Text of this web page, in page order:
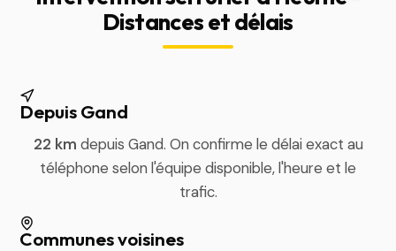
Distances et délais
Depuis Gand
22 km depuis Gand. On confirme le délai exact au
téléphone selon l'équipe disponible, l'heure et le
trafic.
Communes voisines